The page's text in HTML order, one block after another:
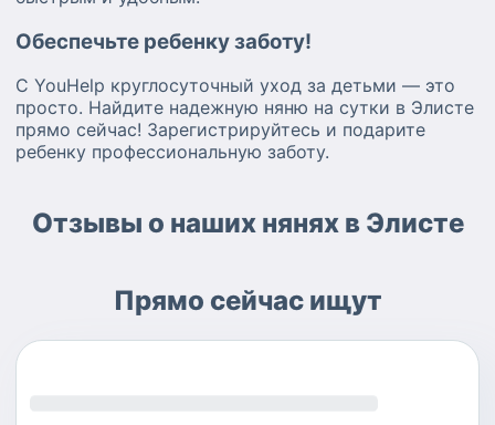
Обеспечьте ребенку заботу!
С YouHelp круглосуточный уход за детьми — это
просто. Найдите надежную няню на сутки в Элисте
прямо сейчас! Зарегистрируйтесь и подарите
ребенку профессиональную заботу.
Отзывы о наших нянях в Элисте
Прямо сейчас ищут